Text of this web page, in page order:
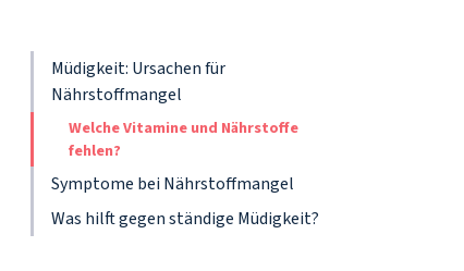
Müdigkeit: Ursachen für
Nährstoffmangel
Welche Vitamine und Nährstoffe
fehlen?
Symptome bei Nährstoffmangel
Was hilft gegen ständige Müdigkeit?